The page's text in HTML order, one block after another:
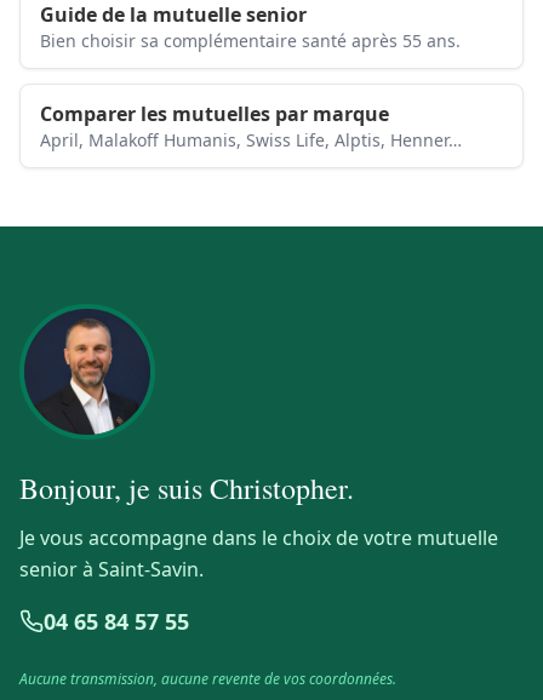
Guide de la mutuelle senior
Bien choisir sa complémentaire santé après 55 ans.
Comparer les mutuelles par marque
April, Malakoff Humanis, Swiss Life, Alptis, Henner…
Bonjour, je suisChristopher.
Je vous accompagne dans le choix de votre mutuelle
senior à Saint-Savin.
04 65 84 57 55
Aucune transmission, aucune revente de vos coordonnées.